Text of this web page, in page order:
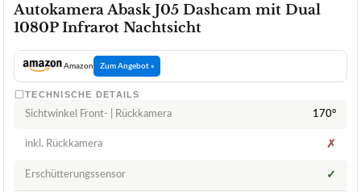
Autokamera Abask J05 Dashcam mit Dual
1080P Infrarot Nachtsicht
Amazon Zum Angebot »
TECHNISCHE DETAILS
Sichtwinkel Front- | Rückkamera 170°
inkl. Rückkamera ✗
Erschütterungssensor ✓